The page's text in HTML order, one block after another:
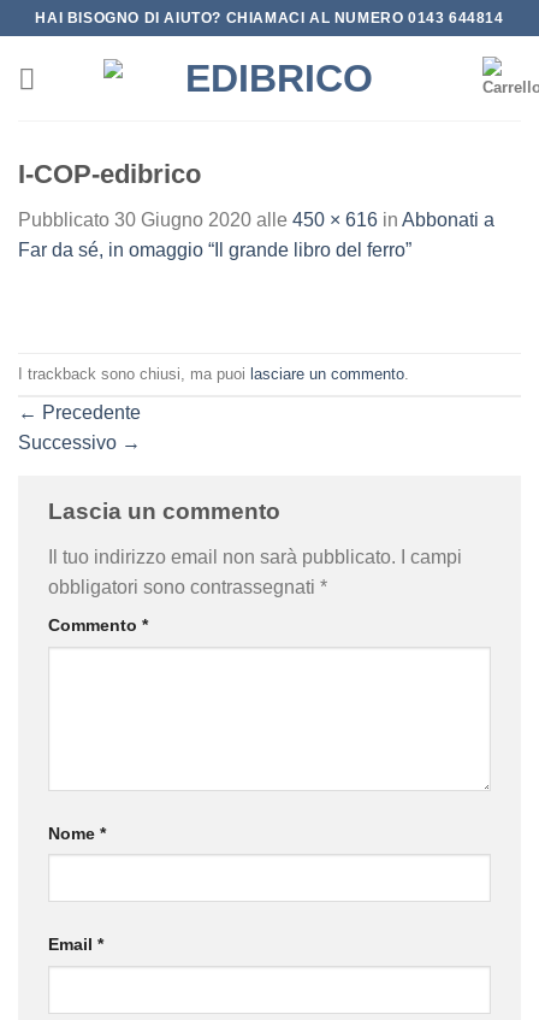
Salta
contenuti
HAI BISOGNO DI AIUTO? CHIAMACI AL NUMERO 0143 644814
I-COP-edibrico
Pubblicato 30 Giugno 2020 alle 450 × 616 in Abbonati a
Far da sé, in omaggio “Il grande libro del ferro”
I trackback sono chiusi, ma puoi lasciare un commento
← Precedente
Successivo →
Lascia un commento
Il tuo indirizzo email non sarà pubblicato.
I campi
obbligatori sono contrassegnati *
Commento *
Nome *
Email *